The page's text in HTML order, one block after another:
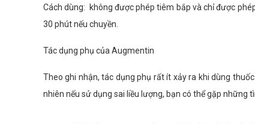
Cách dùng: không được phép tiêm bắp và chỉ được
30 phút nếu chuyền.
Tác dụng phụ của Augmentin
Theo ghi nhận, tác dụng phụ rất ít xảy ra khi dùng
nhiên nếu sử dụng sai liều lượng, bạn có thể gặp những